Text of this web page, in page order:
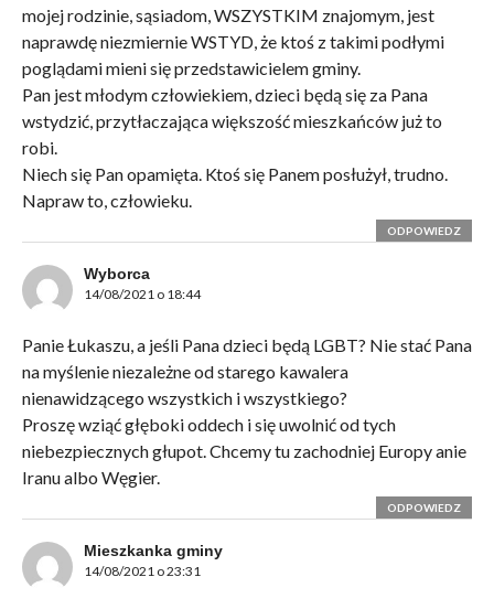
mojej rodzinie, sąsiadom, WSZYSTKIM znajomym, jest
naprawdę niezmiernie WSTYD, że ktoś z takimi podłymi
poglądami mieni się przedstawicielem gminy.
Pan jest młodym człowiekiem, dzieci będą się za Pana
wstydzić, przytłaczająca większość mieszkańców już to
robi.
Niech się Pan opamięta. Ktoś się Panem posłużył, trudno.
Napraw to, człowieku.
ODPOWIEDZ
Wyborca
14/08/2021 o 18:44
Panie Łukaszu, a jeśli Pana dzieci będą LGBT? Nie stać Pana
na myślenie niezależne od starego kawalera
nienawidzącego wszystkich i wszystkiego?
Proszę wziąć głęboki oddech i się uwolnić od tych
niebezpiecznych głupot. Chcemy tu zachodniej Europy anie
Iranu albo Węgier.
ODPOWIEDZ
Mieszkanka gminy
14/08/2021 o 23:31